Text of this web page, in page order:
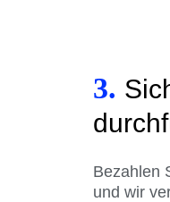
3.
Bezahlen
und wir